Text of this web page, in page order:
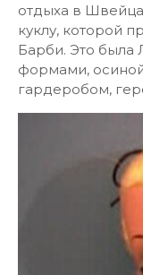
отдыха в
куклу, которой
Барби. Это
формами,
гардеробом,